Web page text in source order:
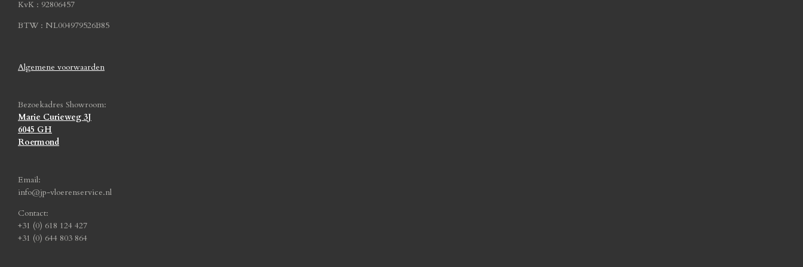
KvK : 92806457
BTW : NL004979526B85
Algemene voorwaarden
Bezoekadres Showroom:
Marie Curieweg 3J
6045 GH
Roermond
Email:
info@jp-vloerenservice.nl
Contact:
+31 (0) 618 124 427
+31 (0) 644 803 864